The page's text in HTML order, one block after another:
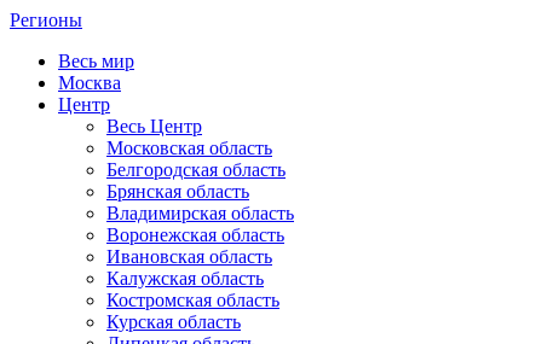
Регионы
Весь мир
Москва
Центр
Весь Центр
Московская область
Белгородская область
Брянская область
Владимирская область
Воронежская область
Ивановская область
Калужская область
Костромская область
Курская область